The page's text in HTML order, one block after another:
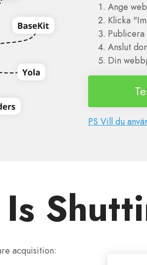
Ange
Klicka
Anslut
Din
PS Vill du
acquisition: